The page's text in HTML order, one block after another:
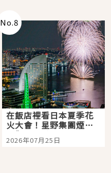
No.8
在飯店裡看日本夏季花
火大會！星野集團煙火
景觀飯店6選，讓你不用
人擠人悠閒欣賞
2026年07月25日